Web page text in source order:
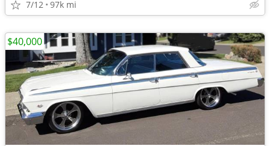
7/12 97k mi
$40,000